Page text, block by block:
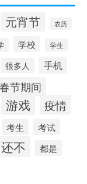
元宵节 农历
学校 学生
很多人 手机
春节期间
游戏 疫情
考生 考试
还不 都是